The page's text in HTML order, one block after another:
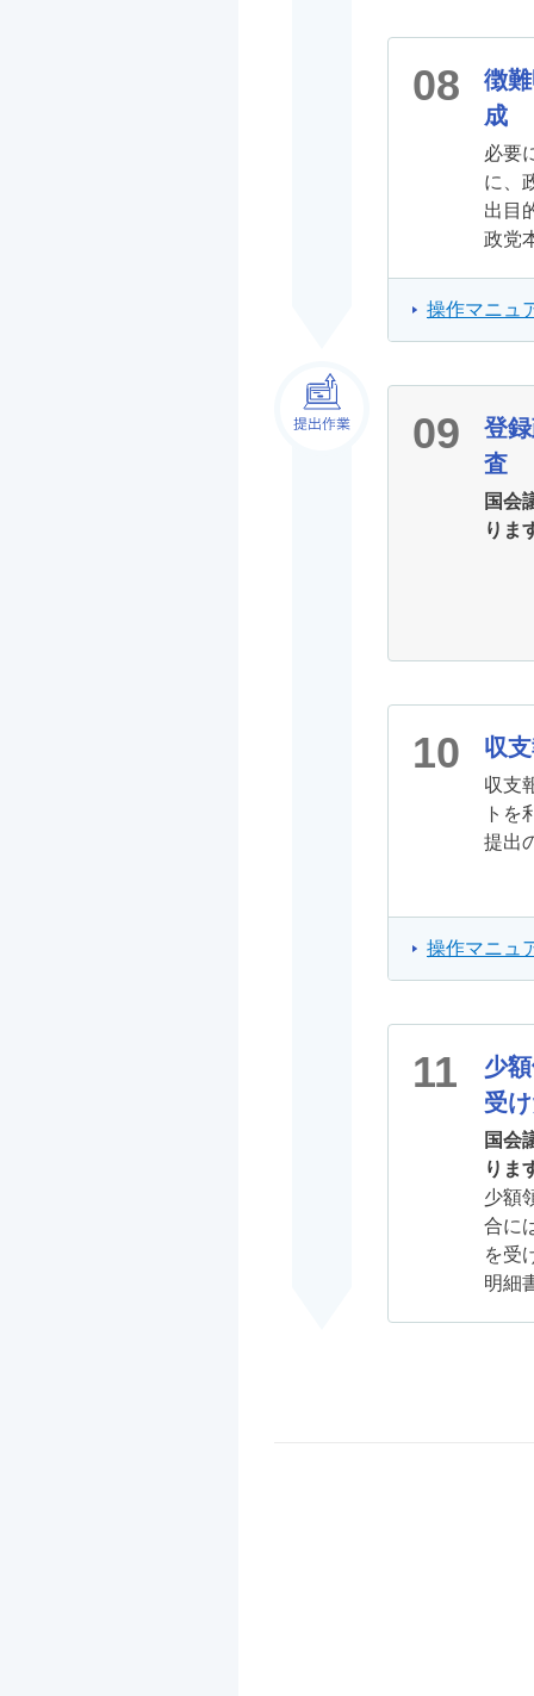
08
徴
成
必要
に、
出目
政党
操作マニュ
09
登
査
国会
りま
10 収
収支
トを
提出
操作マニュ
11
少
受
国会
りま
少額
合に
を受
明細